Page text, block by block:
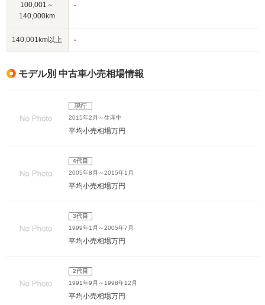
100,001～
140,000km
-
140,001km以上 -
モデル別 中古車小売相場情報
現行
2015年2月～生産中
平均小売相場万円
4代目
2005年8月～2015年1月
平均小売相場万円
3代目
1999年1月～2005年7月
平均小売相場万円
2代目
1991年9月～1998年12月
平均小売相場万円